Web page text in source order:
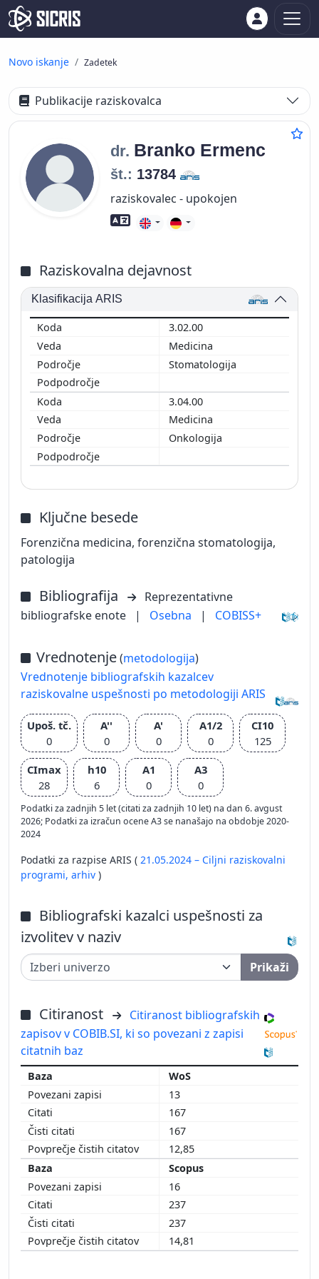
Novo iskanje Zadetek
Publikacije raziskovalca
dr. Branko Ermenc
št.: 13784
raziskovalec - upokojen
Znanje tujih jezikov
Raziskovalna dejavnost
Klasifikacija ARIS
3.02.00
Medicina
Stomatologija
3.04.00
Medicina
Onkologija
Ključne besede
Forenzična medicina, forenzična stomatologija,
patologija
Bibliografija
Reprezentativne
bibliografske enote
| Osebna | COBISS+
Vrednotenje(metodologija)
Vrednotenje bibliografskih kazalcev
raziskovalne uspešnosti po metodologiji ARIS
Upoš. tč.
0
A''
0
A'
0
A1/2
0
CI10
125
CImax
28
h10
6
A1
0
A3
0
Podatki za zadnjih 5 let (citati za zadnjih 10 let) na dan 6. avgust
2026; Podatki za izračun ocene A3 se nanašajo na obdobje 2020-
2024
Podatki za razpise ARIS ( 21.05.2024 – Ciljni raziskovalni
programi, arhiv )
Bibliografski kazalci uspešnosti za
izvolitev v naziv
Prikaži
Citiranost
Citiranost bibliografskih
zapisov v COBIB.SI, ki so povezani z zapisi
citatnih baz
WoS
13
167
167
12,85
Scopus
16
237
237
14,81